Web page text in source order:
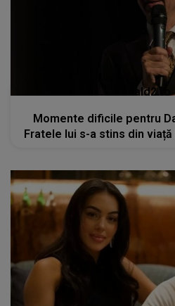
kanald2.ro
Momente dificile pentru
Fratele lui s-a stins din